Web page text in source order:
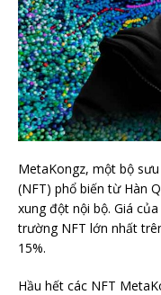
MetaKongz, một bộ
(NFT) phổ biến từ Hàn
xung đột nội bộ. Giá
trường NFT lớn nhất
15%.
Hầu hết các NFT